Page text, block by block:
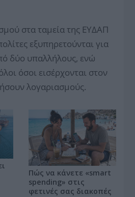
στα ταμεία της ΕΥΔΑΠ
εξυπηρετούνται για
δύο υπαλλήλους, ενώ
όσοι εισέρχονται στον
λογαριασμούς.
Πώς να κάνετε «smart
spending» στις
φετινές σας διακοπές